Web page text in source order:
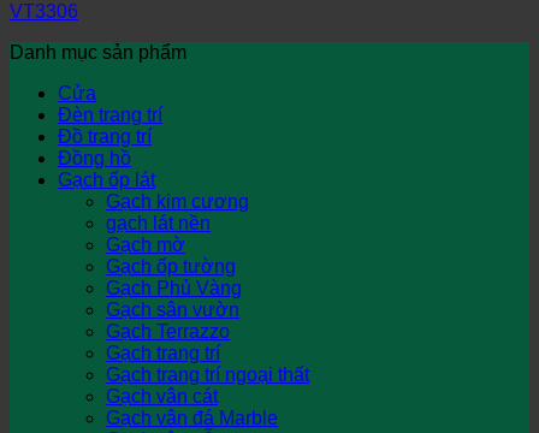
VT3306
Danh mục sản phẩm
Cửa
Đèn trang trí
Đồ trang trí
Đồng hồ
Gạch ốp lát
Gạch kim cương
gạch lát nền
Gạch mờ
Gạch ốp tường
Gạch Phủ Vàng
Gạch sân vườn
Gạch Terrazzo
Gạch trang trí
Gạch trang trí ngoại thất
Gạch vân cát
Gạch vân đá Marble